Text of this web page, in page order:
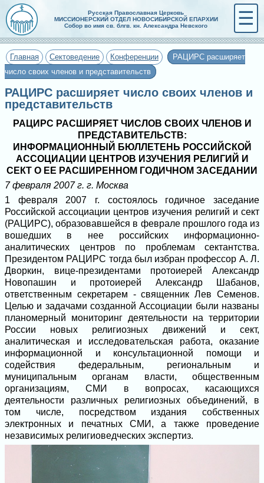
Русская Православная Церковь
МИССИОНЕРСКИЙ ОТДЕЛ НОВОСИБИРСКОЙ ЕПАРХИИ
Собор во имя св. блгв. кн. Александра Невского
☰
Главная Сектоведение Конференции
РАЦИРС расширяет
число своих членов и представительств
РАЦИРС расширяет число своих членов и
представительств
РАЦИРС РАСШИРЯЕТ ЧИСЛОВ СВОИХ ЧЛЕНОВ И
ПРЕДСТАВИТЕЛЬСТВ:
ИНФОРМАЦИОННЫЙ БЮЛЛЕТЕНЬ РОССИЙСКОЙ
АССОЦИАЦИИ ЦЕНТРОВ ИЗУЧЕНИЯ РЕЛИГИЙ И
СЕКТ О ЕЕ РАСШИРЕННОМ ГОДИЧНОМ ЗАСЕДАНИИ
7 февраля 2007 г. г. Москва
1 февраля 2007 г. состоялось годичное заседание
Российской ассоциации центров изучения религий и сект
(РАЦИРС), образовавшейся в феврале прошлого года из
вошедших в нее российских информационно-
аналитических центров по проблемам сектантства.
Президентом РАЦИРС тогда был избран профессор А. Л.
Дворкин, вице-президентами протоиерей Александр
Новопашин и протоиерей Александр Шабанов,
ответственным секретарем - священник Лев Семенов.
Целью и задачами созданной Ассоциации были названы
планомерный мониторинг деятельности на территории
России новых религиозных движений и сект,
аналитическая и исследовательская работа, оказание
информационной и консультационной помощи и
содействия федеральным, региональным и
муниципальным органам власти, общественным
организациям, СМИ в вопросах, касающихся
деятельности различных религиозных объединений, в
том числе, посредством издания собственных
электронных и печатных СМИ, а также проведение
независимых религиоведческих экспертиз.